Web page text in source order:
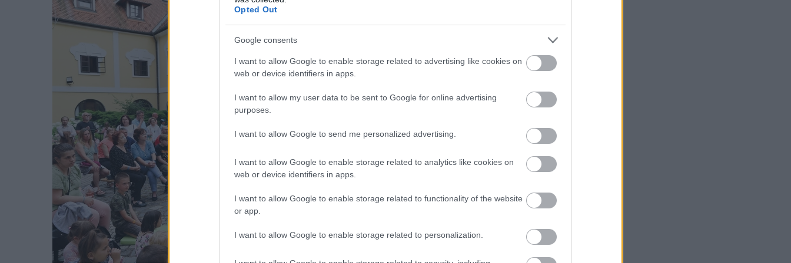
Opted Out
Google consents
I want to allow Google to enable storage related to advertising like cookies on
web or device identifiers in apps.
I want to allow my user data to be sent to Google for online advertising
purposes.
I want to allow Google to send me personalized advertising.
I want to allow Google to enable storage related to analytics like cookies on
web or device identifiers in apps.
I want to allow Google to enable storage related to functionality of the website
or app.
I want to allow Google to enable storage related to personalization.